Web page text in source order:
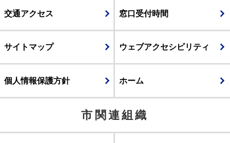
交通アクセス 窓口受付時間
サイトマップ ウェブアクセシビリティ
個人情報保護方針 ホーム
市関連組織